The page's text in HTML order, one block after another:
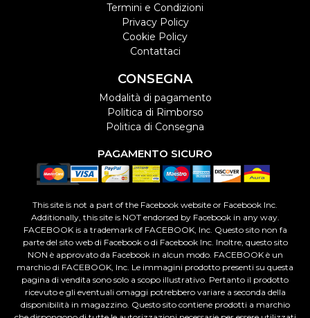
Termini e Condizioni
Privacy Policy
Cookie Policy
Contattaci
CONSEGNA
Modalità di pagamento
Politica di Rimborso
Politica di Consegna
PAGAMENTO SICURO
This site is not a part of the Facebook website or Facebook Inc.
Additionally, this site is NOT endorsed by Facebook in any way.
FACEBOOK is a trademark of FACEBOOK, Inc. Questo sito non fa
parte del sito web di Facebook o di Facebook Inc. Inoltre, questo sito
NON è approvato da Facebook in alcun modo. FACEBOOK è un
marchio di FACEBOOK, Inc. Le immagini prodotto presenti su questa
pagina di vendita sono solo a scopo illustrativo. Pertanto il prodotto
ricevuto e gli eventuali omaggi potrebbero variare a seconda della
disponibilità in magazzino. Questo sito contiene prodotti a marchio